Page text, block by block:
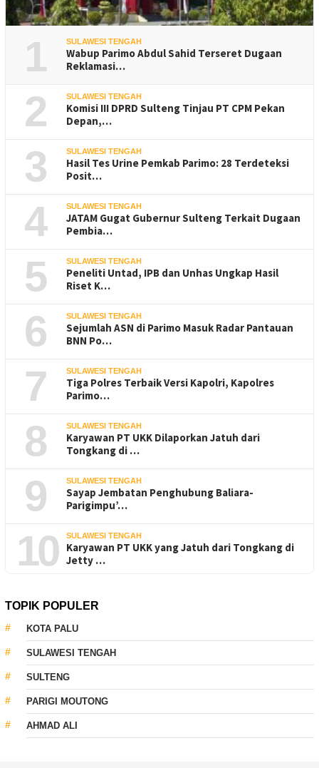
1 SULAWESI TENGAH
Wabup Parimo Abdul Sahid Terseret Dugaan
Reklamasi…
2 SULAWESI TENGAH
Komisi III DPRD Sulteng Tinjau PT CPM Pekan
Depan,…
3 SULAWESI TENGAH
Hasil Tes Urine Pemkab Parimo: 28 Terdeteksi
Posit…
4 SULAWESI TENGAH
JATAM Gugat Gubernur Sulteng Terkait Dugaan
Pembia…
5 SULAWESI TENGAH
Peneliti Untad, IPB dan Unhas Ungkap Hasil
Riset K…
6 SULAWESI TENGAH
Sejumlah ASN di Parimo Masuk Radar Pantauan
BNN Po…
7 SULAWESI TENGAH
Tiga Polres Terbaik Versi Kapolri, Kapolres
Parimo…
8 SULAWESI TENGAH
Karyawan PT UKK Dilaporkan Jatuh dari
Tongkang di …
9 SULAWESI TENGAH
Sayap Jembatan Penghubung Baliara-
Parigimpu’…
10 SULAWESI TENGAH
Karyawan PT UKK yang Jatuh dari Tongkang di
Jetty …
TOPIK POPULER
KOTA PALU
SULAWESI TENGAH
SULTENG
PARIGI MOUTONG
AHMAD ALI